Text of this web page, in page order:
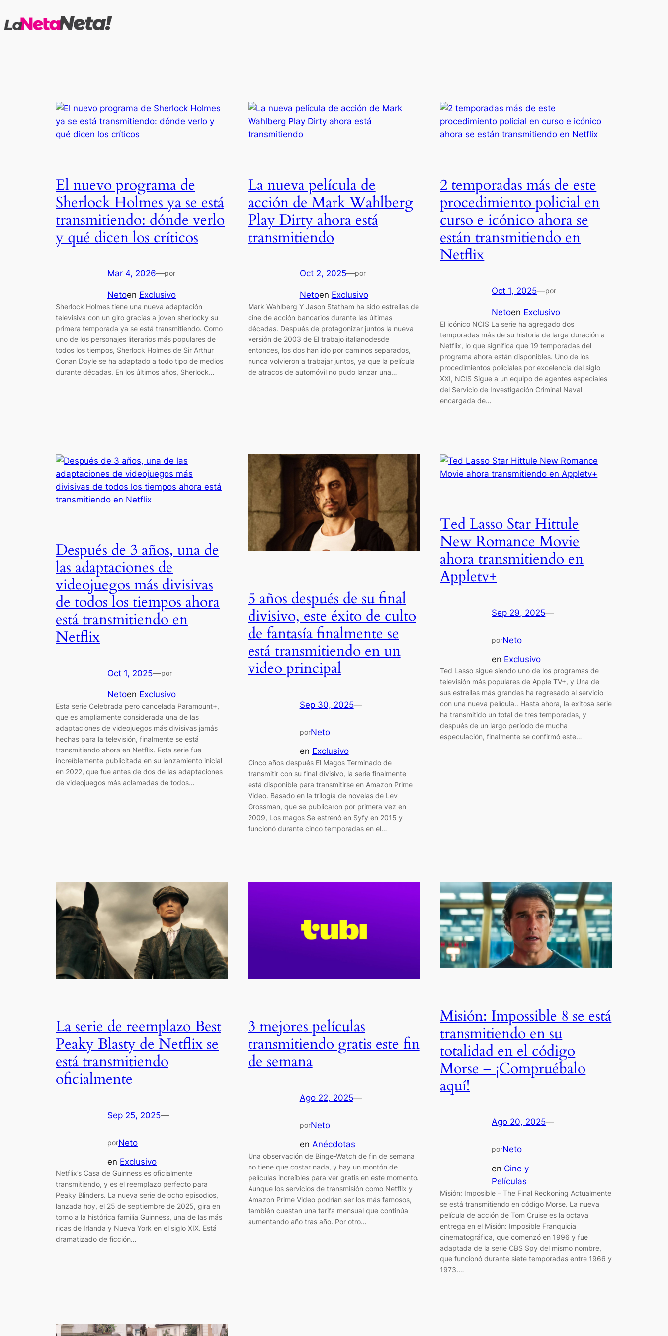
al
El nuevo programa de
Sherlock Holmes ya se está
transmitiendo: dónde verlo
y qué dicen los críticos
Mar 4, 2026—por
Netoen Exclusivo
Sherlock Holmes tiene una nueva adaptación
televisiva con un giro gracias a joven sherlocky su
primera temporada ya se está transmitiendo. Como
uno de los personajes literarios más populares de
todos los tiempos, Sherlock Holmes de Sir Arthur
Conan Doyle se ha adaptado a todo tipo de medios
durante décadas. En los últimos años, Sherlock…
La nueva película de
acción de Mark Wahlberg
Play Dirty ahora está
transmitiendo
Oct 2, 2025—por
Netoen Exclusivo
Mark Wahlberg Y Jason Statham ha sido estrellas de
cine de acción bancarios durante las últimas
décadas. Después de protagonizar juntos la nueva
versión de 2003 de El trabajo italianodesde
entonces, los dos han ido por caminos separados,
nunca volvieron a trabajar juntos, ya que la película
de atracos de automóvil no pudo lanzar una…
2 temporadas más de este
procedimiento policial en
curso e icónico ahora se
están transmitiendo en
Netflix
Oct 1, 2025—por
Netoen Exclusivo
El icónico NCIS La serie ha agregado dos
temporadas más de su historia de larga duración a
Netflix, lo que significa que 19 temporadas del
programa ahora están disponibles. Uno de los
procedimientos policiales por excelencia del siglo
XXI, NCIS Sigue a un equipo de agentes especiales
del Servicio de Investigación Criminal Naval
encargada de…
Después de 3 años, una de
las adaptaciones de
videojuegos más divisivas
de todos los tiempos ahora
está transmitiendo en
Netflix
Oct 1, 2025—por
Netoen Exclusivo
Esta serie Celebrada pero cancelada Paramount+,
que es ampliamente considerada una de las
adaptaciones de videojuegos más divisivas jamás
hechas para la televisión, finalmente se está
transmitiendo ahora en Netflix. Esta serie fue
increíblemente publicitada en su lanzamiento inicial
en 2022, que fue antes de dos de las adaptaciones
de videojuegos más aclamadas de todos…
5 años después de su final
divisivo, este éxito de culto
de fantasía finalmente se
está transmitiendo en un
video principal
Sep 30, 2025—
porNeto
en Exclusivo
Cinco años después El Magos Terminado de
transmitir con su final divisivo, la serie finalmente
está disponible para transmitirse en Amazon Prime
Video. Basado en la trilogía de novelas de Lev
Grossman, que se publicaron por primera vez en
2009, Los magos Se estrenó en Syfy en 2015 y
funcionó durante cinco temporadas en el…
Ted Lasso Star Hittule
New Romance Movie
ahora transmitiendo en
Appletv+
Sep 29, 2025—
porNeto
en Exclusivo
Ted Lasso sigue siendo uno de los programas de
televisión más populares de Apple TV+, y Una de
sus estrellas más grandes ha regresado al servicio
con una nueva película.. Hasta ahora, la exitosa serie
ha transmitido un total de tres temporadas, y
después de un largo período de mucha
especulación, finalmente se confirmó este…
La serie de reemplazo Best
Peaky Blasty de Netflix se
está transmitiendo
oficialmente
Sep 25, 2025—
porNeto
en Exclusivo
Netflix’s Casa de Guinness es oficialmente
transmitiendo, y es el reemplazo perfecto para
Peaky Blinders. La nueva serie de ocho episodios,
lanzada hoy, el 25 de septiembre de 2025, gira en
torno a la histórica familia Guinness, una de las más
ricas de Irlanda y Nueva York en el siglo XIX. Está
dramatizado de ficción…
3 mejores películas
transmitiendo gratis este fin
de semana
Ago 22, 2025—
porNeto
en Anécdotas
Una observación de Binge-Watch de fin de semana
no tiene que costar nada, y hay un montón de
películas increíbles para ver gratis en este momento.
Aunque los servicios de transmisión como Netflix y
Amazon Prime Video podrían ser los más famosos,
también cuestan una tarifa mensual que continúa
aumentando año tras año. Por otro…
Misión: Impossible 8 se está
transmitiendo en su
totalidad en el código
Morse – ¡Compruébalo
aquí!
Ago 20, 2025—
porNeto
en Cine y
Películas
Misión: Imposible – The Final Reckoning Actualmente
se está transmitiendo en código Morse. La nueva
película de acción de Tom Cruise es la octava
entrega en el Misión: Imposible Franquicia
cinematográfica, que comenzó en 1996 y fue
adaptada de la serie CBS Spy del mismo nombre,
que funcionó durante siete temporadas entre 1966 y
1973.…